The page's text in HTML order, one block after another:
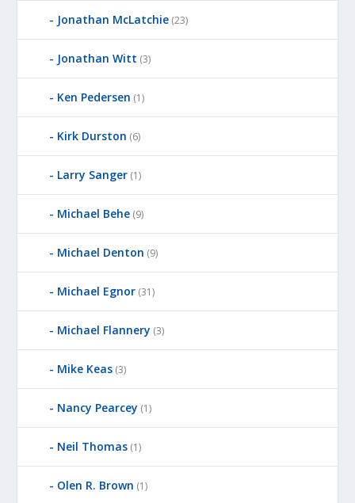
Jonathan McLatchie (23)
Jonathan Witt (3)
Ken Pedersen (1)
Kirk Durston (6)
Larry Sanger (1)
Michael Behe (9)
Michael Denton (9)
Michael Egnor (31)
Michael Flannery (3)
Mike Keas (3)
Nancy Pearcey (1)
Neil Thomas (1)
Olen R. Brown (1)